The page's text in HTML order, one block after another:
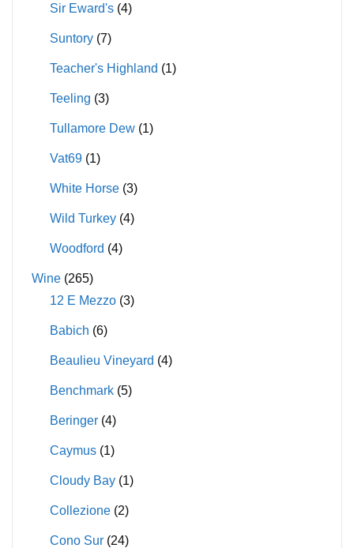
Sir Eward's (4)
Suntory (7)
Teacher's Highland (1)
Teeling (3)
Tullamore Dew (1)
Vat69 (1)
White Horse (3)
Wild Turkey (4)
Woodford (4)
Wine (265)
12 E Mezzo (3)
Babich (6)
Beaulieu Vineyard (4)
Benchmark (5)
Beringer (4)
Caymus (1)
Cloudy Bay (1)
Collezione (2)
Cono Sur (24)